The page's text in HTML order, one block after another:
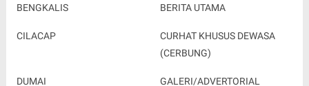
BENGKALIS BERITA UTAMA
CILACAP
CURHAT KHUSUS DEWASA
(CERBUNG)
DUMAI GALERI/ADVERTORIAL